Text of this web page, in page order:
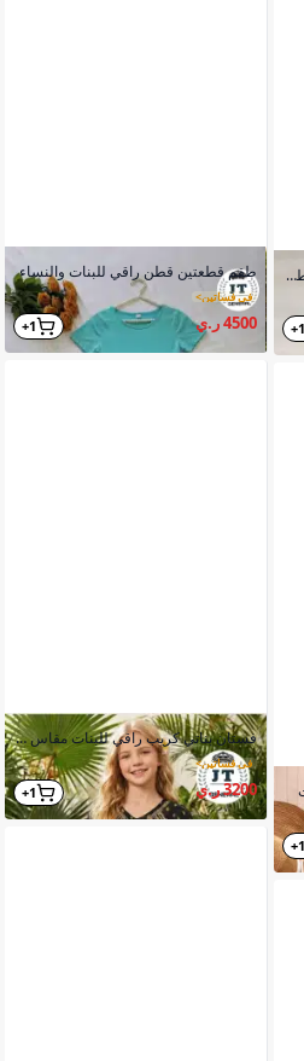
فستان بناتي سعودي شيفون مطرز بتطريزات ذهبية زهور مناسب للمناسبات
1+
1+
طقم قطعتين قطن راقي للبنات والنساء
في فساتين>
4500 ر.ي 1+
فستان بناتي كريب راقي للبنات مقاس 8 9 10 سنة
في فساتين>
3200 ر.ي 1+